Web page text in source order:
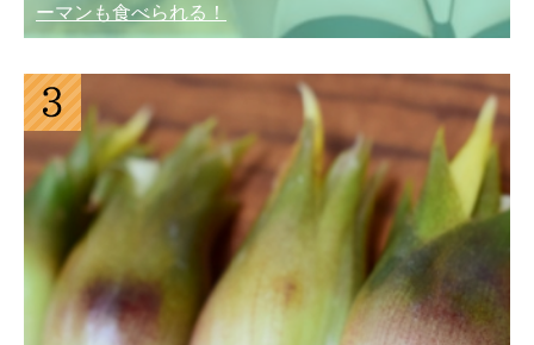
ーマンも食べられる！